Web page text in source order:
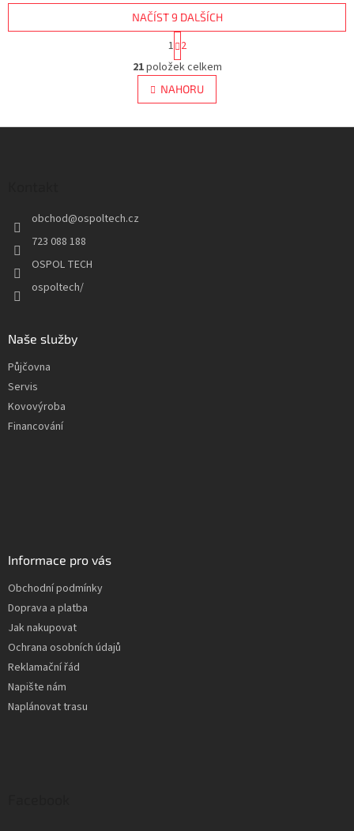
O
v
l
á
NAČÍST 9 DALŠÍCH
t
r
á
n
k
v
1 2
21položek celkem
NAHORU
obchod@ospoltech.cz
723 088 188
OSPOL TECH
ospoltech/
Naše služby
Půjčovna
Servis
Kovovýroba
Financování
Informace pro vás
Obchodní podmínky
Doprava a platba
Jak nakupovat
Ochrana osobních údajů
Reklamační řád
Napište nám
Naplánovat trasu